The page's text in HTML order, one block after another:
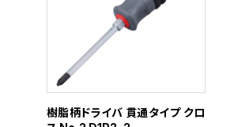
樹脂柄ドライバ 貫通タイプ クロ